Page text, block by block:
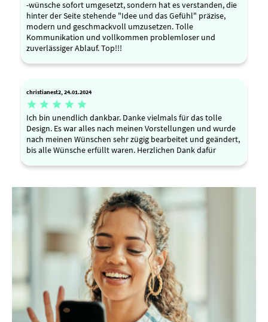
-wünsche sofort umgesetzt, sondern hat es verstanden, die
hinter der Seite stehende "Idee und das Gefühl" präzise,
modern und geschmackvoll umzusetzen. Tolle
Kommunikation und vollkommen problemloser und
zuverlässiger Ablauf. Top!!!
christianest2, 24.01.2024
    
Ich bin unendlich dankbar. Danke vielmals für das tolle
Design. Es war alles nach meinen Vorstellungen und wurde
nach meinen Wünschen sehr zügig bearbeitet und geändert,
bis alle Wünsche erfüllt waren. Herzlichen Dank dafür